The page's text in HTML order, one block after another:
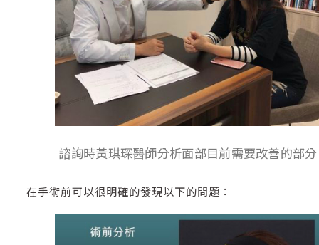
諮詢時黃琪琛醫師分析面部目前需要改善的部分
在手術前可以很明確的發現以下的問題：